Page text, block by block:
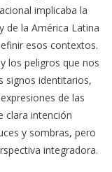
implicaba la
de la América Latina
esos contextos.
los peligros que nos
signos identitarios,
de las
clara intención
y sombras, pero
integradora.